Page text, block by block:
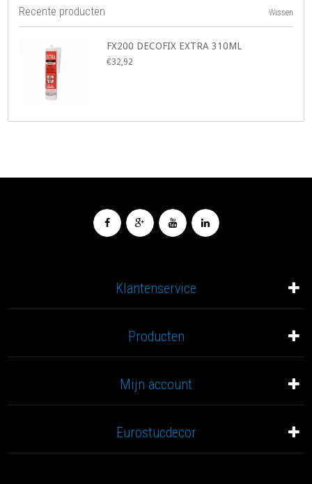
Recente producten Wissen
FX200 DECOFIX EXTRA 310ML
€32,92
Klantenservice
Producten
Mijn account
Eurostucdecor